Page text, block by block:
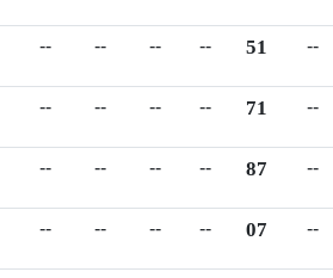
-- -- -- -- 51 --
-- -- -- -- 71 --
-- -- -- -- 87 --
-- -- -- -- 07 --